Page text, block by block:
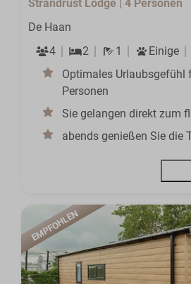
Strandrust Lodge | 4 Personen
De Haan
4
2 1 Einige
Optimales Urlaubsgefühl
Personen
Sie gelangen direkt zum
abends genießen Sie die
EMPFOHLEN